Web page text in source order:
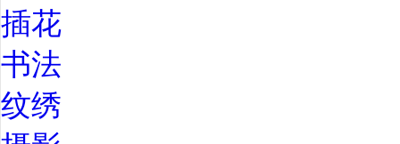
插花
书法
纹绣